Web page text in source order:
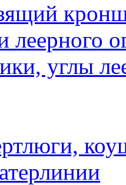
леерного
углы